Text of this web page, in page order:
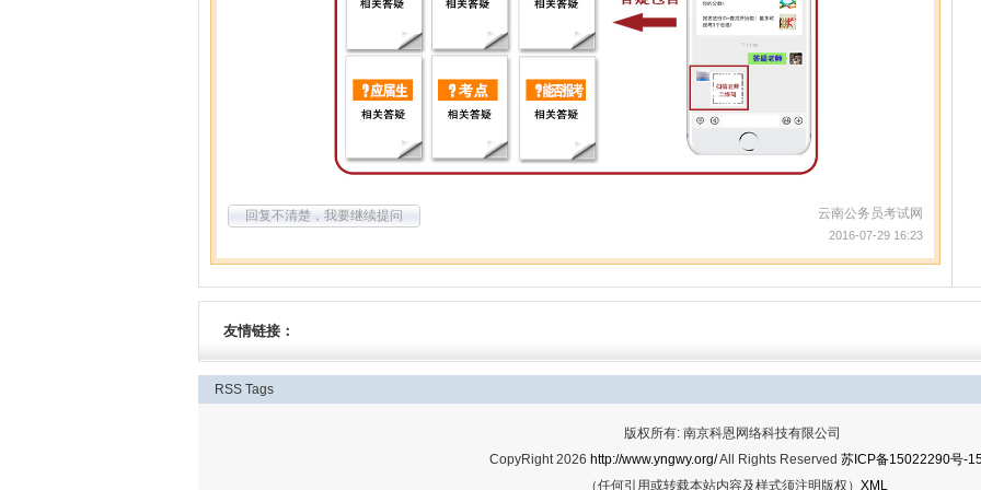
回复不清楚，我要继续提问 云南公务员考试网
2016-07-29 16:23
友情链接：
RSS Tags
版权所有: 南京科恩网络科技有限公司
CopyRight 2026 http://www.yngwy.org/All Rights Reserved 苏ICP备15022290号-
（任何引用或转载本站内容及样式须注明版权） XML